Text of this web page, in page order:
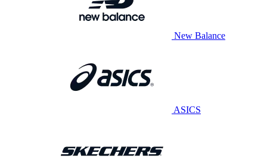
New Balance
ASICS